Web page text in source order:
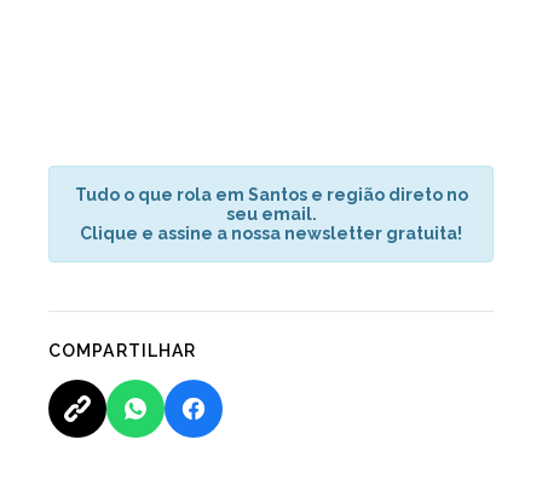
Tudo o que rola em Santos e região direto no
seu email.
Clique e assine a nossa newsletter gratuita!
COMPARTILHAR